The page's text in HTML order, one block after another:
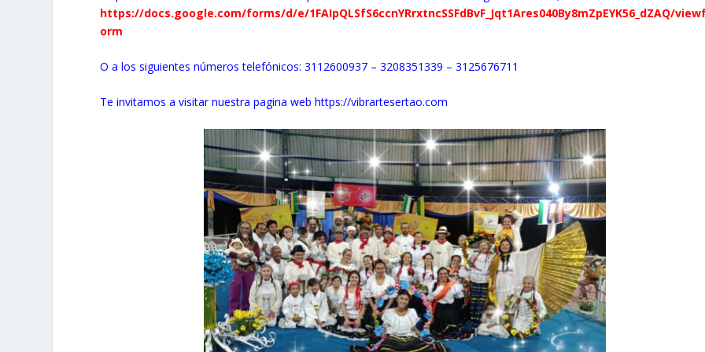
https://docs.google.com/forms/d/e/1FAIpQLSfS6ccnYRrxtncSSFdBvF_Jqt1Ares040By8mZpEYK56_dZAQ/
orm
O a los siguientes números telefónicos: 3112600937 – 3208351339 – 3125676711
Te invitamos a visitar nuestra pagina webhttps://vibrartesertao.com